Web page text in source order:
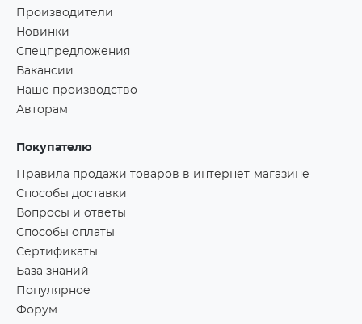
Производители
Новинки
Спецпредложения
Вакансии
Наше производство
Авторам
Покупателю
Правила продажи товаров в интернет-магазине
Способы доставки
Вопросы и ответы
Способы оплаты
Сертификаты
База знаний
Популярное
Форум